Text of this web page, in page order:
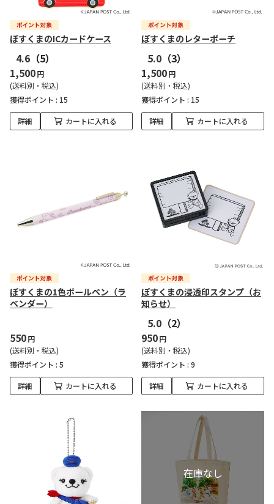
ぽすくまのICカードケース
4.6 （5）
1,500円
(送料別・税込)
獲得ポイント : 15
詳細 カートに入れる
ぽすくまのレターポーチ
5.0 （3）
1,500円
(送料別・税込)
獲得ポイント : 15
詳細 カートに入れる
ぽすくまの1色ボールペン（ラ
ベンダー）
550円
(送料別・税込)
獲得ポイント : 5
詳細 カートに入れる
ぽすくまの浸透印スタンプ（お
知らせ）
5.0 （2）
950円
(送料別・税込)
獲得ポイント : 9
詳細 カートに入れる